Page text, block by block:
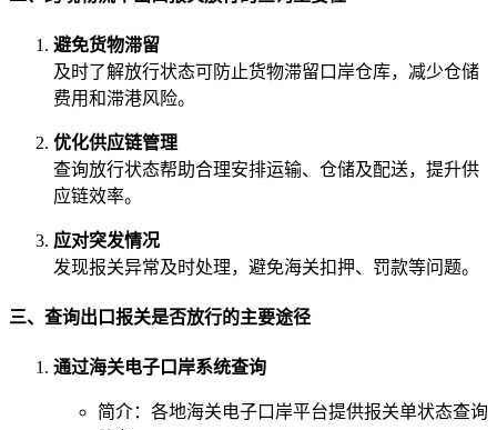
避免货物滞留
及时了解放行状态可防止货物滞留口岸仓库，减少仓储
费用和滞港风险。
优化供应链管理
查询放行状态帮助合理安排运输、仓储及配送，提升供
应链效率。
应对突发情况
发现报关异常及时处理，避免海关扣押、罚款等问题。
三、查询出口报关是否放行的主要途径
通过海关电子口岸系统查询
简介：各地海关电子口岸平台提供报关单状态查询